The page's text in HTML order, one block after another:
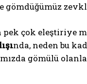
gömdüğümüz
pek çok eleştiriye
nda, neden bu
gömülü